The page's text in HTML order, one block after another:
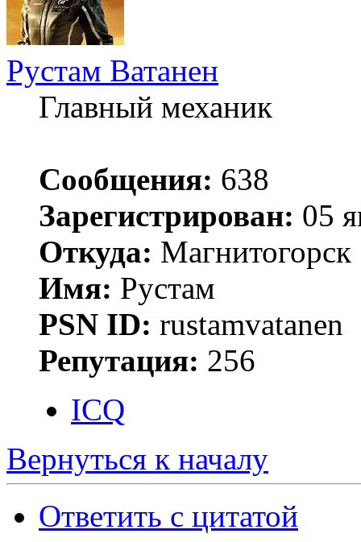
Рустам Ватанен
Главный механик
Сообщения: 638
Зарегистрирован: 05
Откуда: Магнитогорск
Имя: Рустам
PSN ID: rustamvatanen
Репутация: 256
ICQ
Вернуться к началу
Ответить с цитатой